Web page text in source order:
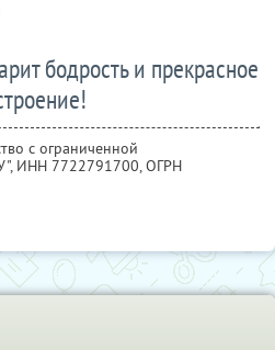
бодрость и прекрасное
с ограниченной
ИНН 7722791700, ОГРН